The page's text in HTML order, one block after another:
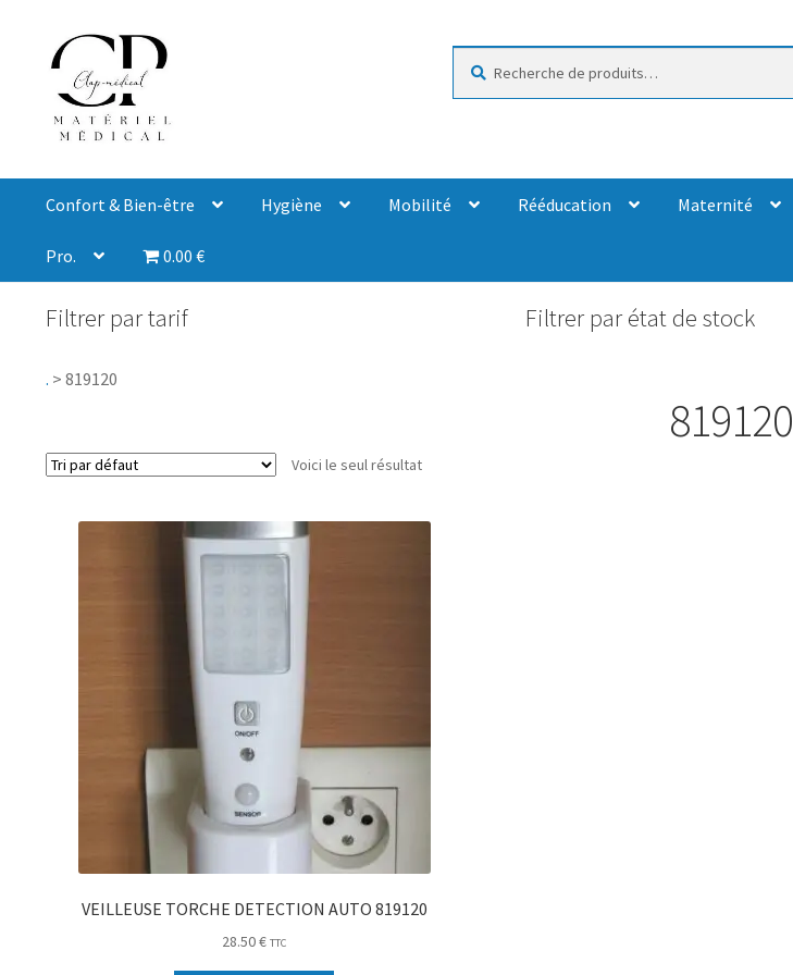
Confort & Bien-être Hygiène Mobilité Rééducation Maternité
Pro. 0.00 €
Filtrer par tarif Filtrer par état de stock
. > 819120
819120
Voici le seul résultat
VEILLEUSE TORCHE DETECTION AUTO 819120
28.50€ TTC